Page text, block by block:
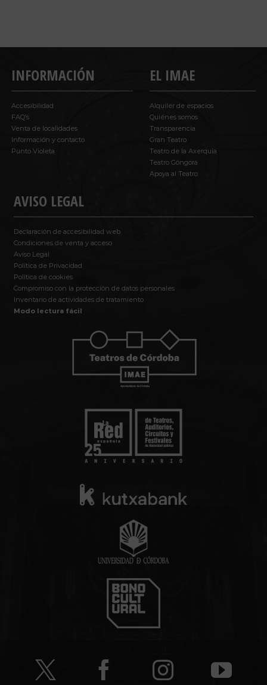
INFORMACIÓN
Accesibilidad
FAQ’s
Venta de localidades
Información y contacto
Punto Violeta
AVISO LEGAL
Declaración de accesibilidad web
Condiciones de venta y acceso
Aviso Legal
Política de Privacidad
Política de cookies
Compromiso con la protección de datos personales
Inventario de actividades de tratamiento
Modo lectura fácil
EL IMAE
Alquiler de espacios
Quiénes somos
Transparencia
Gran Teatro
Teatro de la Axerquía
Teatro Góngora
Apoya al Teatro